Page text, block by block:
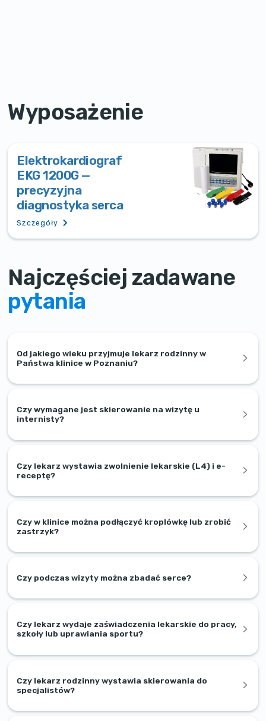
Wyposażenie
Elektrokardiograf
EKG 1200G —
precyzyjna
diagnostyka serca
Szczegóły
Najczęściej zadawane
pytania
Od jakiego wieku przyjmuje lekarz rodzinny w
Państwa klinice w Poznaniu?
Czy wymagane jest skierowanie na wizytę u
internisty?
Czy lekarz wystawia zwolnienie lekarskie (L4) i e-
receptę?
Czy w klinice można podłączyć kroplówkę lub zrobić
zastrzyk?
Czy podczas wizyty można zbadać serce?
Czy lekarz wydaje zaświadczenia lekarskie do pracy,
szkoły lub uprawiania sportu?
Czy lekarz rodzinny wystawia skierowania do
specjalistów?